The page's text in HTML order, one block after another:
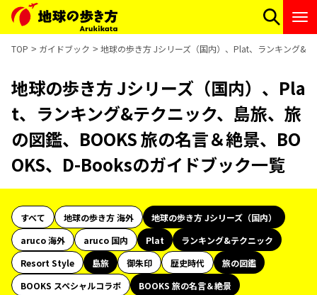
TOP ガイドブック 地球の歩き方 Jシリーズ（国内）、Plat、ランキング&
地球の歩き方 Jシリーズ（国内）、Pla
t、ランキング&テクニック、島旅、旅
の図鑑、BOOKS 旅の名言＆絶景、BO
OKS、D-Booksのガイドブック一覧
すべて 地球の歩き方 海外
地球の歩き方 Jシリーズ（国内）
aruco 海外
aruco 国内 Plat
ランキング&テクニック
Resort Style
島旅 御朱印 歴史時代
旅の図鑑
BOOKS スペシャルコラボ
BOOKS 旅の名言＆絶景